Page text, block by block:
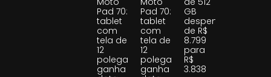
Pad 70:
tablet
com
tela de
12
polegadas
ganha
Pad 70:
tablet
com
tela de
12
polegadas
ganha
GB
despenca
de R$
8.799
para
R$
3.838